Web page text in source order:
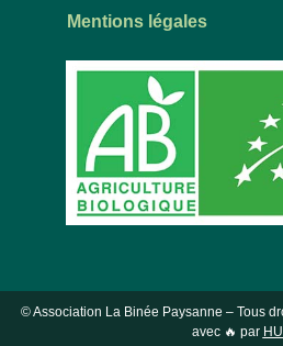
Mentions légales
© Association La Binée Paysanne – Tous
avec 🔥 par